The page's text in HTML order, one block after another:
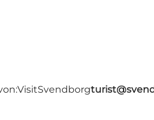
VisitSvendborg